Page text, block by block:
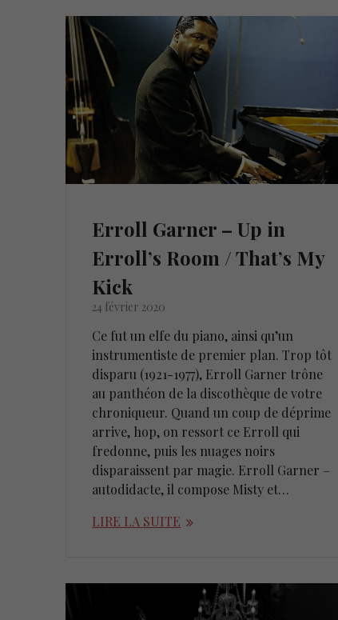
Erroll Garner – Up in
Erroll’s Room / That’s My
Kick
24 février 2020
Ce fut un elfe du piano, ainsi qu’un
instrumentiste de premier plan. Trop tôt
disparu (1921-1977), Erroll Garner trône
au panthéon de la discothèque de votre
chroniqueur. Quand un coup de déprime
arrive, hop, on ressort ce Erroll qui
fredonne, puis les nuages noirs
disparaissent par magie. Erroll Garner –
autodidacte, il compose Misty et…
LIRE LA SUITE